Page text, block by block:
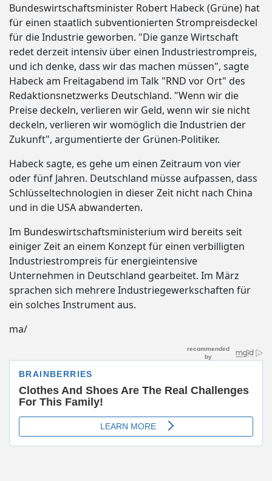
Bundeswirtschaftsminister Robert Habeck (Grüne) hat
für einen staatlich subventionierten Strompreisdeckel
für die Industrie geworben. "Die ganze Wirtschaft
redet derzeit intensiv über einen Industriestrompreis,
und ich denke, dass wir das machen müssen", sagte
Habeck am Freitagabend im Talk "RND vor Ort" des
Redaktionsnetzwerks Deutschland. "Wenn wir die
Preise deckeln, verlieren wir Geld, wenn wir sie nicht
deckeln, verlieren wir womöglich die Industrien der
Zukunft", argumentierte der Grünen-Politiker.
Habeck sagte, es gehe um einen Zeitraum von vier
oder fünf Jahren. Deutschland müsse aufpassen, dass
Schlüsseltechnologien in dieser Zeit nicht nach China
und in die USA abwanderten.
Im Bundeswirtschaftsministerium wird bereits seit
einiger Zeit an einem Konzept für einen verbilligten
Industriestrompreis für energieintensive
Unternehmen in Deutschland gearbeitet. Im März
sprachen sich mehrere Industriegewerkschaften für
ein solches Instrument aus.
ma/